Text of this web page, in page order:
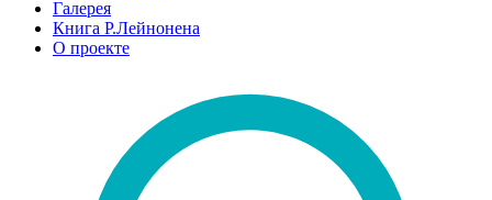
Галерея
Книга Р.Лейнонена
О проекте